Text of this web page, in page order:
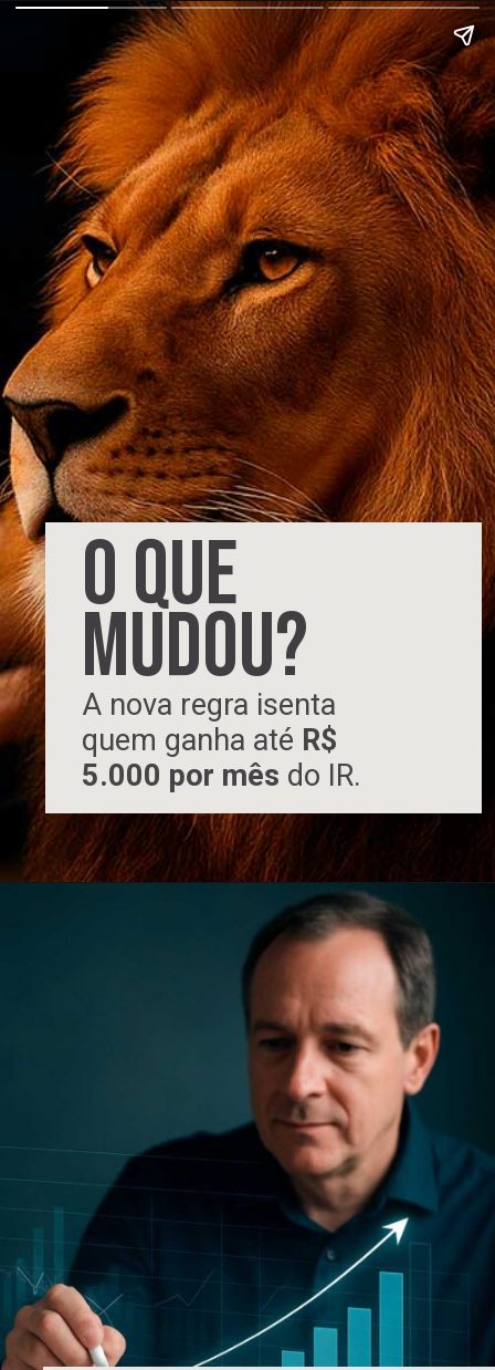
O QUE
MUDOU?
A nova regra isenta
quem ganha até R$
5.000 por mês do IR.